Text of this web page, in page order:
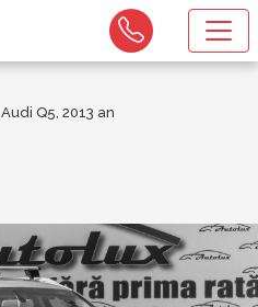
Audi Q5, 2013 an